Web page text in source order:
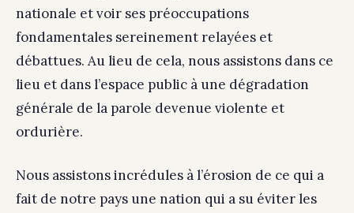
nationale et voir ses préoccupations
fondamentales sereinement relayées et
débattues. Au lieu de cela, nous assistons dans ce
lieu et dans l’espace public à une dégradation
générale de la parole devenue violente et
ordurière.
Nous assistons incrédules à l’érosion de ce qui a
fait de notre pays une nation qui a su éviter les